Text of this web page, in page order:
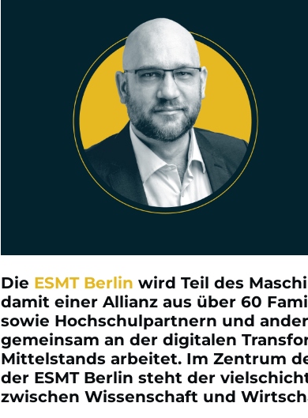
Die ESMT Berlin wird Teil des
damit einer Allianz aus über 60
sowie Hochschulpartnern und
gemeinsam an der digitalen
Mittelstands arbeitet. Im Zentrum
der ESMT Berlin steht der
zwischen Wissenschaft und